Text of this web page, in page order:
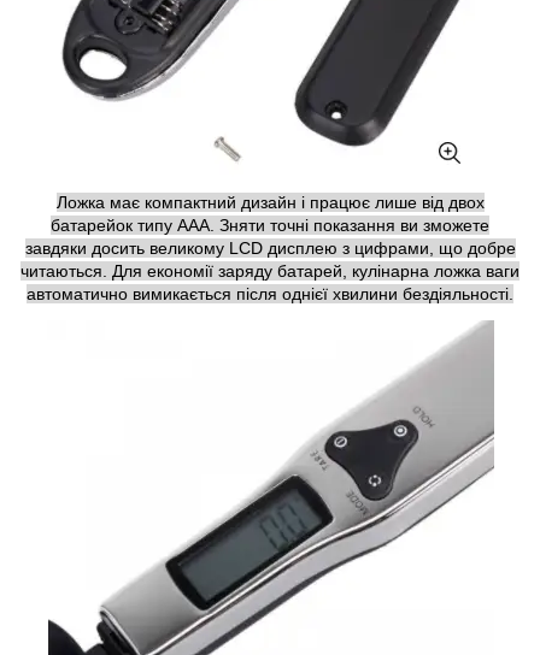
Ложка має компактний дизайн і працює лише від двох
батарейок типу ААА. Зняти точні показання ви зможете
завдяки досить великому LCD дисплею з цифрами, що добре
читаються. Для економії заряду батарей, кулінарна ложка ваги
автоматично вимикається після однієї хвилини бездіяльності.